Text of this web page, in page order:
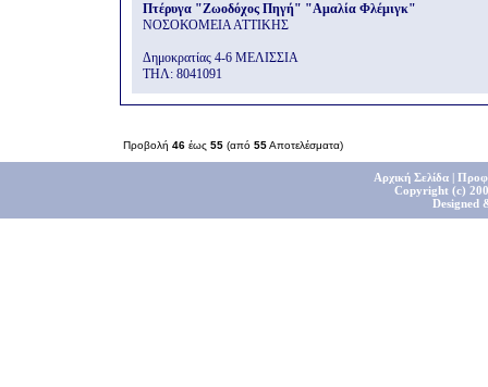
Πτέρυγα "Ζωοδόχος Πηγή" "Αμαλία Φλέμιγκ"
ΝΟΣΟΚΟΜΕΙΑ ΑΤΤΙΚΗΣ
Δημοκρατίας 4-6 ΜΕΛΙΣΣΙΑ
THΛ: 8041091
Προβολή 46 έως 55 (από 55Αποτελέσματα)
Αρχική Σελίδα|
Copyright (c)
Designed